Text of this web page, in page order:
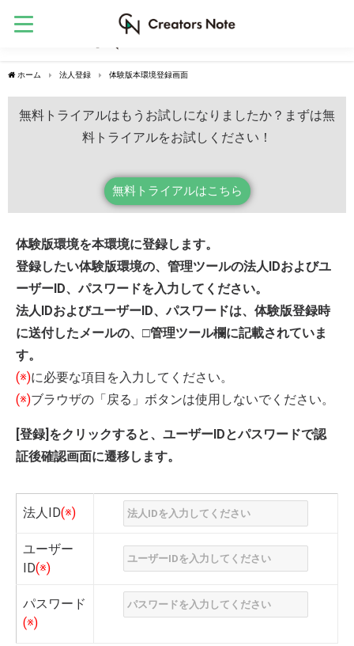
ホーム 法人登録 体験版本環境登録画面
無料トライアルはもうお試しになりましたか？まずは無
料トライアルをお試しください！
無料トライアルはこちら
体験版環境を本環境に登録します。
登録したい体験版環境の、管理ツールの法人IDおよびユ
ーザーID、パスワードを入力してください。
法人IDおよびユーザーID、パスワードは、体験版登録時
に送付したメールの、□管理ツール欄に記載されていま
す。
(※)に必要な項目を入力してください。
(※)ブラウザの「戻る」ボタンは使用しないでください。
[登録]をクリックすると、ユーザーIDとパスワードで認
証後確認画面に遷移します。
法人ID(※)
ユーザー
ID(※)
パスワード
(※)